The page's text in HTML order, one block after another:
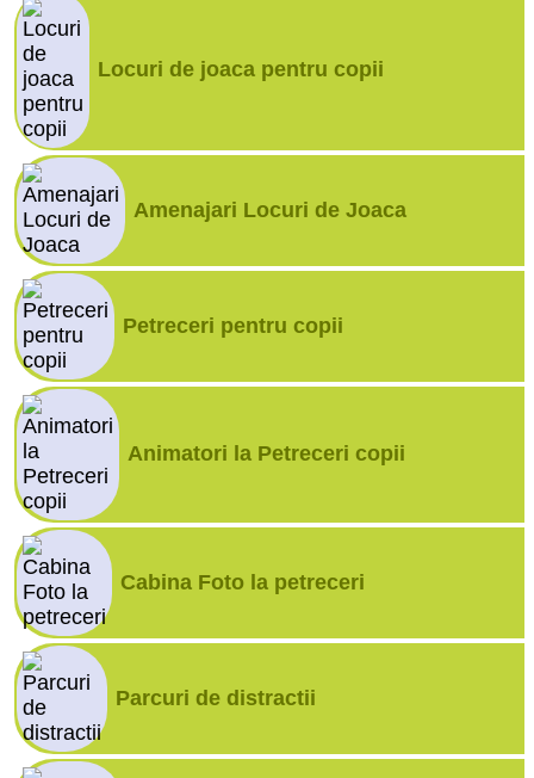
Locuri de joaca pentru copii
Amenajari Locuri de Joaca
Petreceri pentru copii
Animatori la Petreceri copii
Cabina Foto la petreceri
Parcuri de distractii